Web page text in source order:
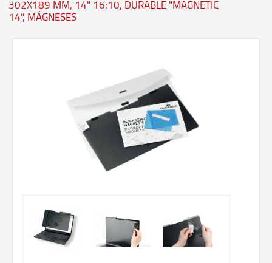
302X189 MM, 14" 16:10, DURABLE "MAGNETIC
14", MÁGNESES